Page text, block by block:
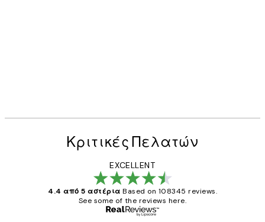
Κριτικές Πελατών
EXCELLENT
4.4 από 5 αστέρια Based on 108345 reviews.
See some of the reviews here.